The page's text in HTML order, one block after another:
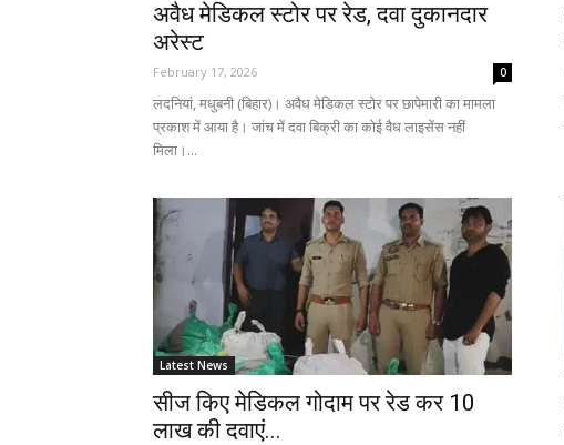
अवैध मेडिकल स्टोर पर रेड, दवा दुकानदार
अरेस्ट
February 17, 2026 0
लदनियां, मधुबनी (बिहार)। अवैध मेडिकल स्टोर पर छापेमारी का मामला
प्रकाश में आया है। जांच में दवा बिक्री का कोई वैध लाइसेंस नहीं
मिला।...
Latest News
सीज किए मेडिकल गोदाम पर रेड कर 10
लाख की दवाएं...